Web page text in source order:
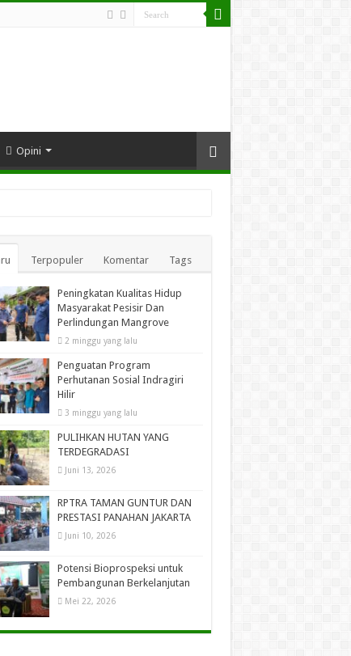
Opini
Terpopuler Komentar Tags
Peningkatan Kualitas Hidup
Masyarakat Pesisir Dan
Perlindungan Mangrove
2 minggu yang lalu
Penguatan Program
Perhutanan Sosial Indragiri
Hilir
3 minggu yang lalu
PULIHKAN HUTAN YANG
TERDEGRADASI
Juni 13, 2026
RPTRA TAMAN GUNTUR DAN
PRESTASI PANAHAN JAKARTA
Juni 10, 2026
Potensi Bioprospeksi untuk
Pembangunan Berkelanjutan
Mei 22, 2026